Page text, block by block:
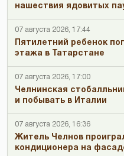
нашествия ядовитых
07 августа 2026, 17:44
Пятилетний ребенок
этажа в Татарстане
07 августа 2026, 17:00
Челнинская
и побывать в Италии
07 августа 2026, 16:36
Житель Челнов
кондиционера на